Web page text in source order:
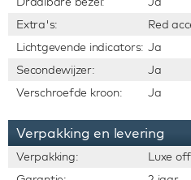
Extra's:
Red
Lichtgevende indicators: Ja
Secondewijzer:
Ja
Verschroefde kroon:
Ja
Verpakking en levering
Verpakking:
Luxe